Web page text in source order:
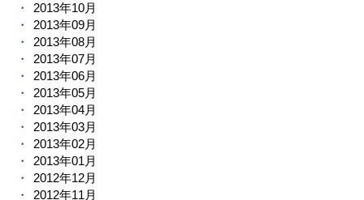
2013年10月
2013年09月
2013年08月
2013年07月
2013年06月
2013年05月
2013年04月
2013年03月
2013年02月
2013年01月
2012年12月
2012年11月